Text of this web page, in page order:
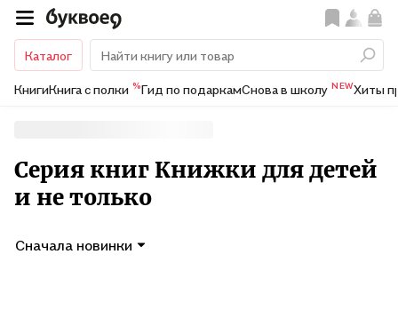
Каталог
КнигиКнига с полки %Гид по подаркамСнова в школу NEWХиты
Серия книг Книжки для детей
и не только
Сначала новинки